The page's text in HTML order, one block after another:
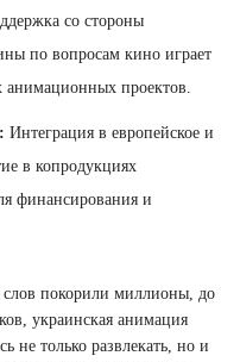
со стороны
по вопросам кино играет
проектов.
Интеграция в европейское и
в копродукциях
финансирования и
слов покорили миллионы, до
украинская анимация
не только развлекать, но и